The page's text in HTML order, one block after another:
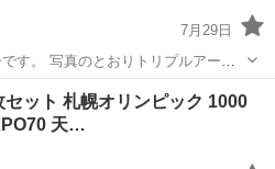
7月29日
ルアーム
で円形に水を撒きます 天然芝
なったので出品しました。
その他 スプリンクラー
セット 札幌オリンピック 1000
天…